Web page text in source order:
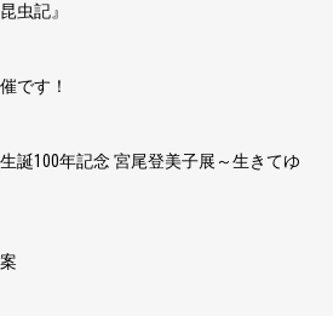
虫記』
です！
誕100年記念 宮尾登美子展～生きてゆ